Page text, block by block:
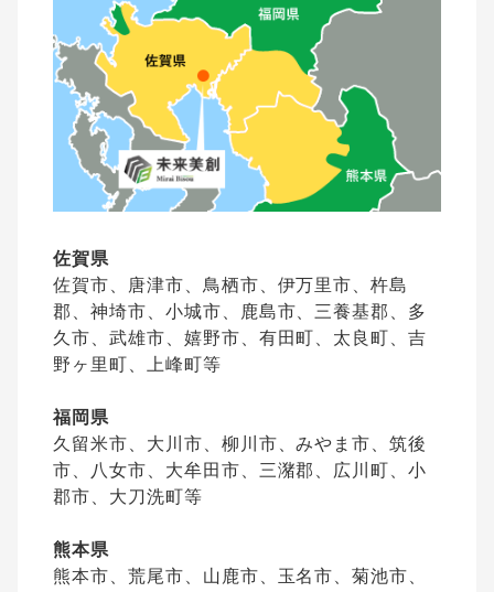
佐賀県
佐賀市、唐津市、鳥栖市、伊万里市、杵島
郡、神埼市、小城市、鹿島市、三養基郡、多
久市、武雄市、嬉野市、有田町、太良町、吉
野ヶ里町、上峰町等
福岡県
久留米市、大川市、柳川市、みやま市、筑後
市、八女市、大牟田市、三潴郡、広川町、小
郡市、大刀洗町等
熊本県
熊本市、荒尾市、山鹿市、玉名市、菊池市、